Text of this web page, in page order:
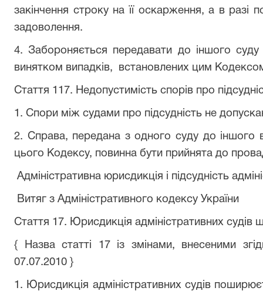
закінчення строку на її оскарження, а в разі
задоволення.
4. Забороняється передавати до іншого
винятком випадків, встановлених цим
Стаття 117. Недопустимість спорів про
1. Спори між судами про підсудність не
2. Справа, передана з одного суду до іншого
цього Кодексу, повинна бути прийнята до
Адміністративна юрисдикція і підсудність
Витяг з Адміністративного кодексу України
Стаття 17. Юрисдикція адміністративних судів
{ Назва статті 17 із змінами, внесеними
07.07.2010 }
1. Юрисдикція адміністративних судів